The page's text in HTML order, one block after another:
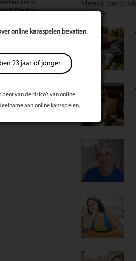
online kansspelen bevatten.
23 jaar of jonger
van de risico’s van online
aan online kansspelen.
kon ik
Een lang
het haarwerk gelijk
Bij het verlaten van
angst voor de wind.
Jullie
Meest